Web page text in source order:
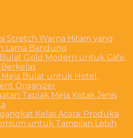
Stretch Warna Hitam yang
Lama Bandung
Gold Modern untuk Cafe,
Meja Bulat untuk Hotel,
Organizer
Taplak Meja Kotak Jenis
Kelas Acara: Produksi
untuk Tampilan Lebih